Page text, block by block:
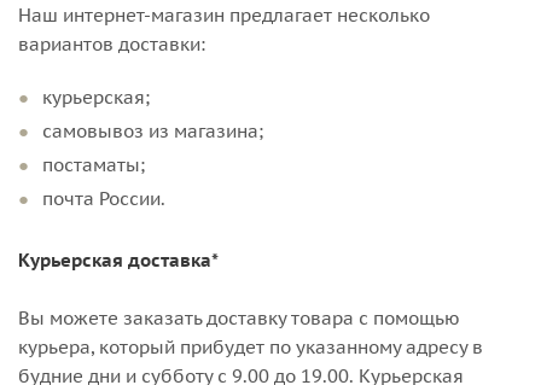
Наш интернет-магазин предлагает несколько
вариантов доставки:
курьерская;
самовывоз из магазина;
постаматы;
почта России.
Курьерская доставка*
Вы можете заказать доставку товара с помощью
курьера, который прибудет по указанному адресу в
будние дни и субботу с 9.00 до 19.00. Курьерская